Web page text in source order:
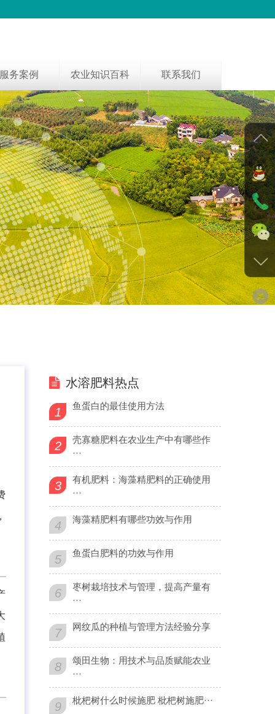
服务案例 农业知识百科 联系我们
水溶肥料热点
1 鱼蛋白的最佳使用方法
2
壳寡糖肥料在农业生产中有哪些作
···
3
有机肥料：海藻精肥料的正确使用
···
4 海藻精肥料有哪些功效与作用
5 鱼蛋白肥料的功效与作用
6
枣树栽培技术与管理，提高产量有
···
7 网纹瓜的种植与管理方法经验分享
8
颂田生物：用技术与品质赋能农业
···
9 枇杷树什么时候施肥 枇杷树施肥···